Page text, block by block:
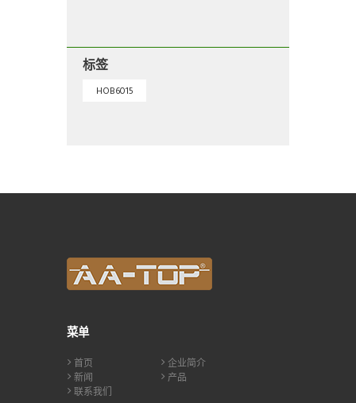
标签
HOB6015
菜单
首页
企业简介
新闻
产品
联系我们